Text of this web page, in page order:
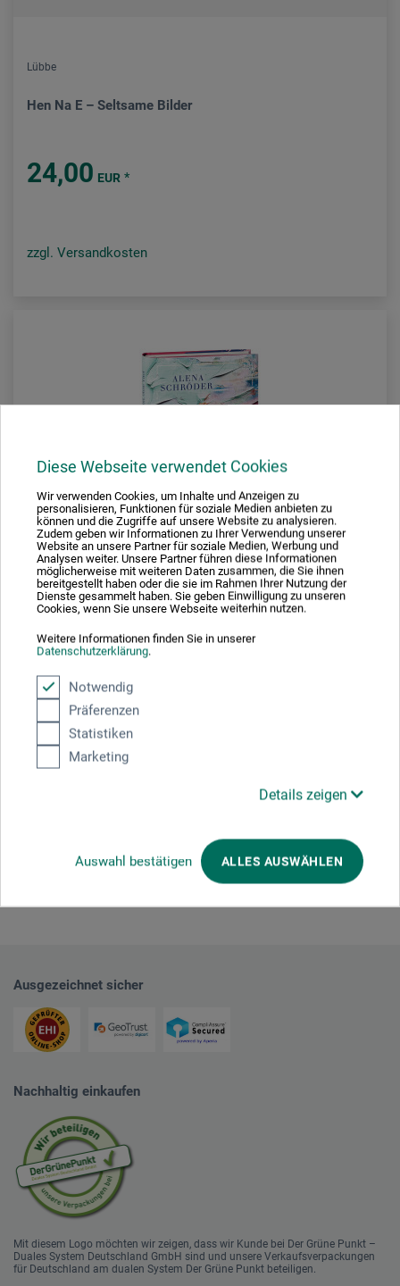
Diese Webseite verwendet Cookies
Wir verwenden Cookies, um Inhalte und Anzeigen zu
personalisieren, Funktionen für soziale Medien anbieten zu
können und die Zugriffe auf unsere Website zu analysieren.
Zudem geben wir Informationen zu Ihrer Verwendung unserer
Website an unsere Partner für soziale Medien, Werbung und
Analysen weiter. Unsere Partner führen diese Informationen
möglicherweise mit weiteren Daten zusammen, die Sie ihnen
bereitgestellt haben oder die sie im Rahmen Ihrer Nutzung der
Dienste gesammelt haben. Sie geben Einwilligung zu unseren
Cookies, wenn Sie unsere Webseite weiterhin nutzen.
Weitere Informationen finden Sie in unserer
Datenschutzerklärung.
Notwendig
Präferenzen
Statistiken
Marketing
Details zeigen
Auswahl bestätigen ALLES AUSWÄHLEN
Lübbe
Hen Na E – Seltsame Bilder
24,00 EUR *
zzgl. Versandkosten
dtv Verlag
Mein ganzes Leben, Öl auf Leinwand, ohne Titel
23,00 EUR
Ausgezeichnet sicher
Nachhaltig einkaufen
Mit diesem Logo möchten wir zeigen, dass wir Kunde bei Der Grüne Punkt –
Duales System Deutschland GmbH sind und unsere Verkaufsverpackungen
für Deutschland am dualen System Der Grüne Punkt beteiligen.